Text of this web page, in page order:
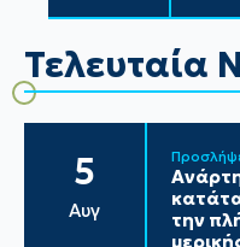
Τελευταία
5
Αυγ
την